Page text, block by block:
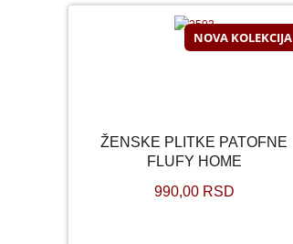
NOVA KOLEKCIJA
ŽENSKE PLITKE PATOFNE
FLUFY HOME
990,00 RSD
ŽENSKE PLITKE PATOFNE